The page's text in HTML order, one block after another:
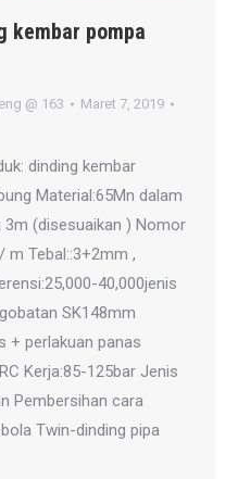
kembar pompa
@ 163
Maret 7, 2019
dinding kembar
Material:65Mn dalam
3m (disesuaikan ) Nomor
m Tebal::3+2mm ,
40,000jenis
SK148mm
+ perlakuan panas
Kerja:85-125bar Jenis
Pembersihan cara
Twin-dinding pipa